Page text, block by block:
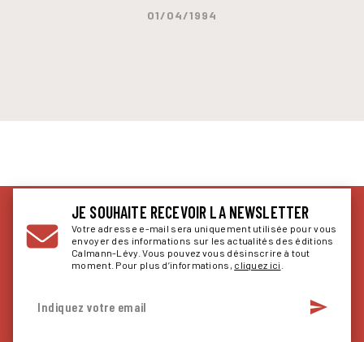
01/04/1994
JE SOUHAITE RECEVOIR LA NEWSLETTER
Votre adresse e-mail sera uniquement utilisée pour vous
envoyer des informations sur les actualités des éditions
Calmann-Lévy. Vous pouvez vous désinscrire à tout
moment. Pour plus d’informations, cliquez ici
Indiquez votre email send